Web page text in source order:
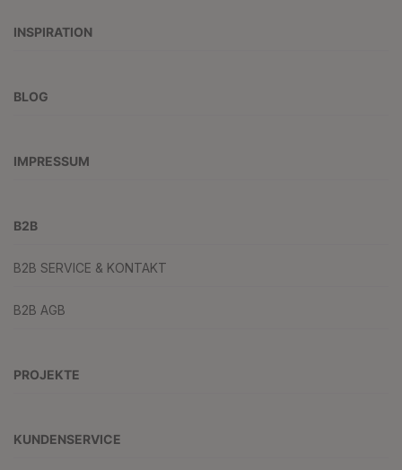
INSPIRATION
BLOG
IMPRESSUM
B2B
B2B SERVICE & KONTAKT
B2B AGB
PROJEKTE
KUNDENSERVICE